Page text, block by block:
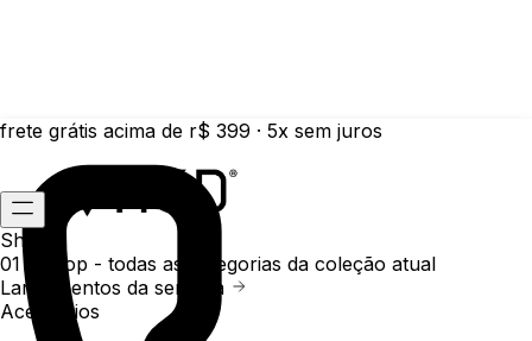
frete grátis acima de r$ 399 · 5x sem juros
Shop
01 /
Shop - todas as categorias da coleção atual
Lançamentos da semana
Acessórios